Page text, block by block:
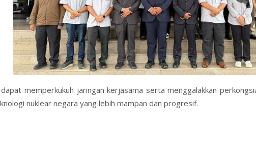
memperkukuh jaringan kerjasama serta menggalakkan
nuklear negara yang lebih mampan dan progresif.